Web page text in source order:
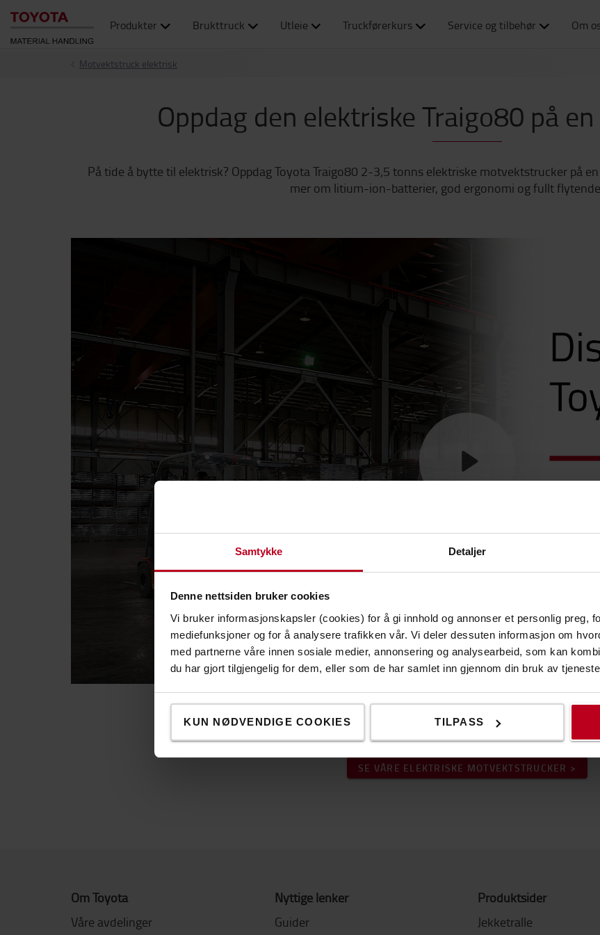
Samtykke Detaljer
Denne nettsiden bruker cookies
Vi bruker informasjonskapsler (cookies) for å gi innhold og annonser et personlig preg,
mediefunksjoner og for å analysere trafikken vår. Vi deler dessuten informasjon om
med partnerne våre innen sosiale medier, annonsering og analysearbeid, som kan
du har gjort tilgjengelig for dem, eller som de har samlet inn gjennom din bruk av
KUN NØDVENDIGE COOKIES TILPASS
Produkter Brukttruck Utleie Truckførerkurs Service og tilbehør Om
Motvektstruck elektrisk
Oppdag den elektriske Traigo80 på
På tide å bytte til elektrisk? Oppdag Toyota Traigo80 2-3,5 tonns elektriske motvektstrucker på
mer om litium-ion-batterier, god ergonomi og fullt
Ser du etter en elektrisk
Bygg din neste motvekststruck online eller utforsk
SE VÅRE ELEKTRISKE MOTVEKTSTRUCKER >
Om Toyota
Våre avdelinger
Nyttige lenker
Guider
Produktsider
Jekketralle